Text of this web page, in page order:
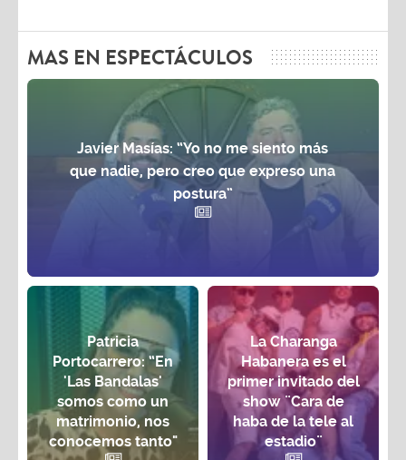
MAS EN ESPECTÁCULOS
Javier Masías: “Yo no me siento más
que nadie, pero creo que expreso una
postura”
Patricia
Portocarrero: “En
'Las Bandalas'
somos como un
matrimonio, nos
conocemos tanto"
La Charanga
Habanera es el
primer invitado del
show ¨Cara de
haba de la tele al
estadio¨